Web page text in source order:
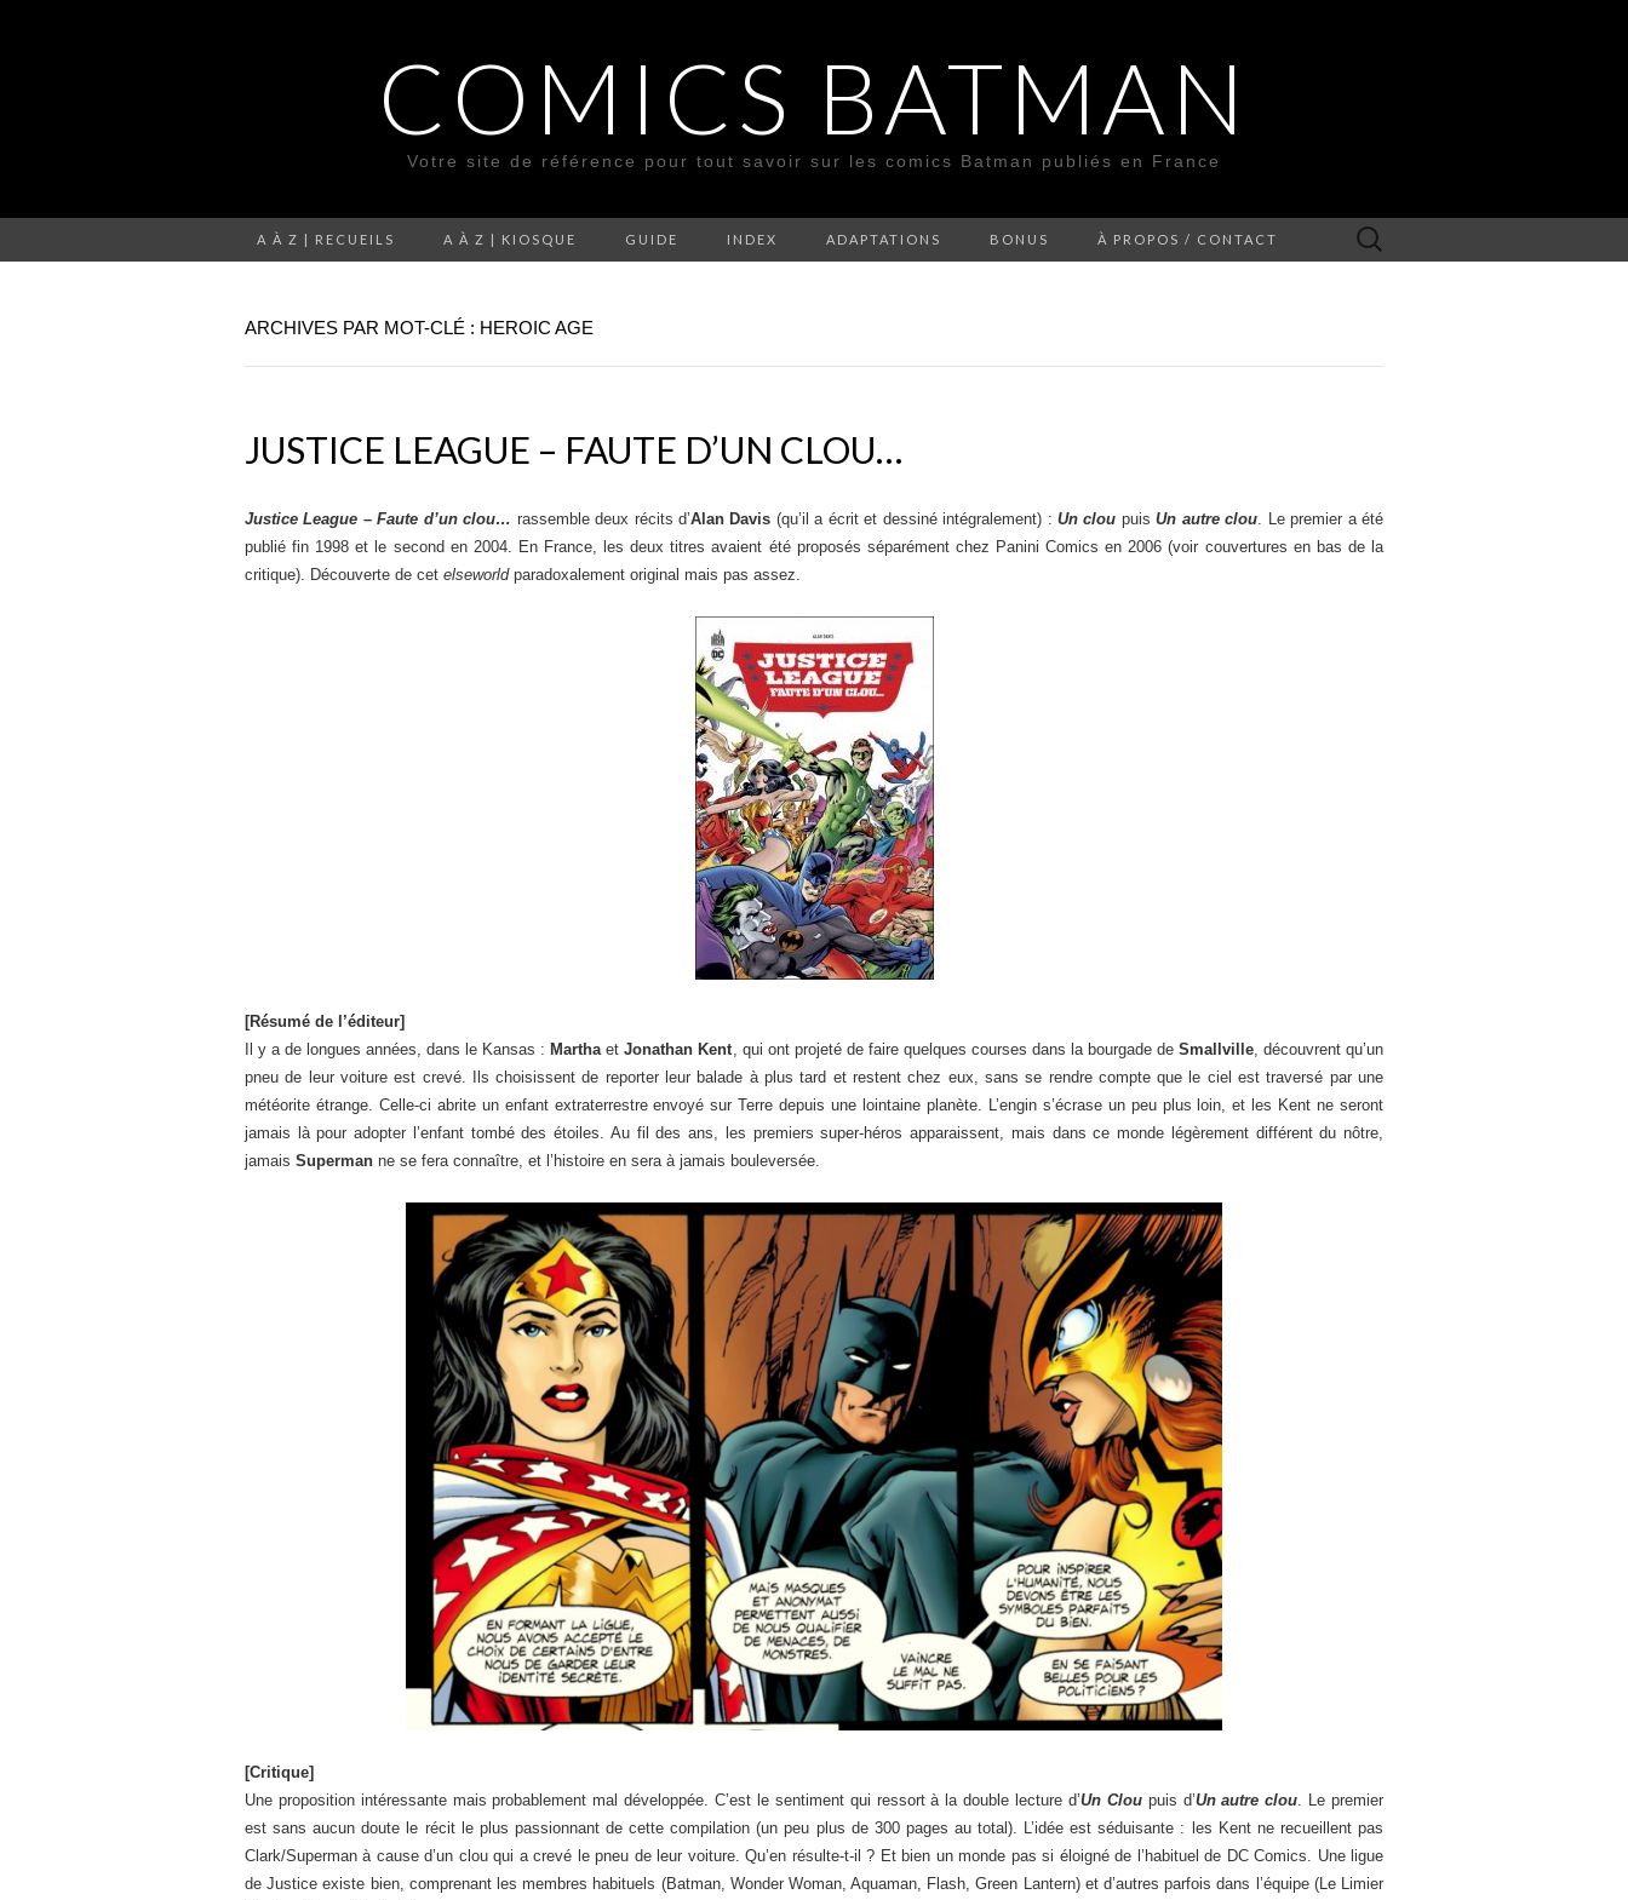
COMICS BATMAN
Votre site de référence pour tout savoir sur les comics Batman publiés en France
A À Z | RECUEILS A À Z | KIOSQUE GUIDE INDEX ADAPTATIONS BONUS À PROPOS / CONTACT Rechercher :
ARCHIVES PAR MOT-CLÉ : HEROIC AGE
JUSTICE LEAGUE – FAUTE D’UN CLOU…
Justice League – Faute d’un clou… rassemble deux récits d’Alan Davis (qu’il a écrit et dessiné intégralement) :Un clou puisUn autre clou. Le premier a été
publié fin 1998 et le second en 2004. En France, les deux titres avaient été proposés séparément chez Panini Comics en 2006 (voir couvertures en bas de la
critique). Découverte de cet elseworld paradoxalement original mais pas assez.
[Résumé de l’éditeur]
Il y a de longues années, dans le Kansas : MarthaetJonathan Kent, qui ont projeté de faire quelques courses dans la bourgade de Smallville, découvrent qu’un
pneu de leur voiture est crevé. Ils choisissent de reporter leur balade à plus tard et restent chez eux, sans se rendre compte que le ciel est traversé par une
météorite étrange. Celle-ci abrite un enfant extraterrestre envoyé sur Terre depuis une lointaine planète. L’engin s’écrase un peu plus loin, et les Kent ne seront
jamais là pour adopter l’enfant tombé des étoiles. Au fil des ans, les premiers super-héros apparaissent, mais dans ce monde légèrement différent du nôtre,
jamais Superman ne se fera connaître, et l’histoire en sera à jamais bouleversée.
[Critique]
Une proposition intéressante mais probablement mal développée. C’est le sentiment qui ressort à la double lecture d’Un Cloupuis d’Un autre clou. Le premier
est sans aucun doute le récit le plus passionnant de cette compilation (un peu plus de 300 pages au total). L’idée est séduisante : les Kent ne recueillent pas
Clark/Superman à cause d’un clou qui a crevé le pneu de leur voiture. Qu’en résulte-t-il ? Et bien un monde pas si éloigné de l’habituel de DC Comics. Une ligue
de Justice existe bien, comprenant les membres habituels (Batman, Wonder Woman, Aquaman, Flash, Green Lantern) et d’autres parfois dans l’équipe (Le Limier